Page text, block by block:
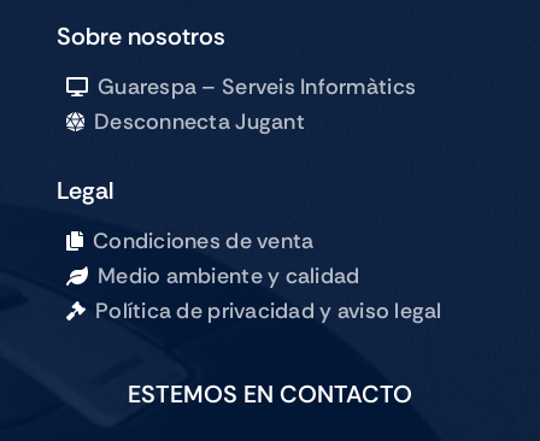
Sobre nosotros
Guarespa – Serveis Informàtics
Desconnecta Jugant
Legal
Condiciones de venta
Medio ambiente y calidad
Política de privacidad y aviso legal
ESTEMOS EN CONTACTO